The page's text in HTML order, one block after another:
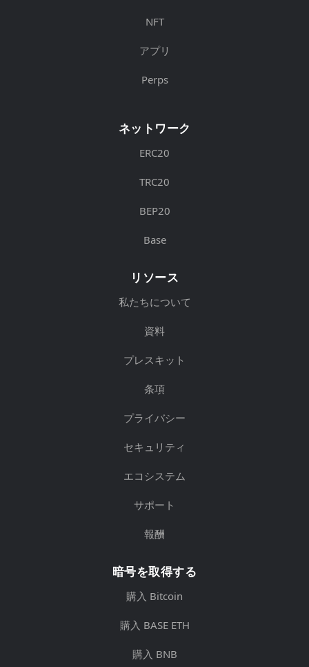
NFT
アプリ
Perps
ネットワーク
ERC20
TRC20
BEP20
Base
リソース
私たちについて
資料
プレスキット
条項
プライバシー
セキュリティ
エコシステム
サポート
報酬
暗号を取得する
購入 Bitcoin
購入 BASE ETH
購入 BNB